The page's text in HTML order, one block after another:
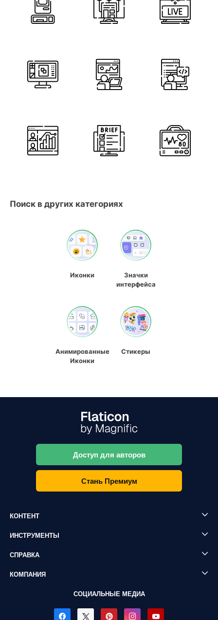
Поиск в других категориях
Иконки
Значки
интерфейса
Анимированные
Иконки
Стикеры
Доступ для авторов
Стань Премиум
КОНТЕНТ
ИНСТРУМЕНТЫ
СПРАВКА
КОМПАНИЯ
СОЦИАЛЬНЫЕ МЕДИА